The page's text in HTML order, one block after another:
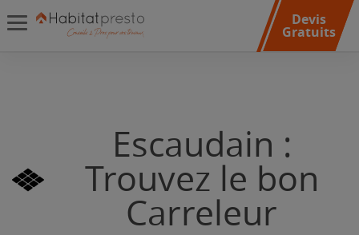
Devis
Gratuits
Escaudain :
Trouvez le bon
Carreleur